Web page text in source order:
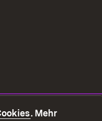
. Mehr